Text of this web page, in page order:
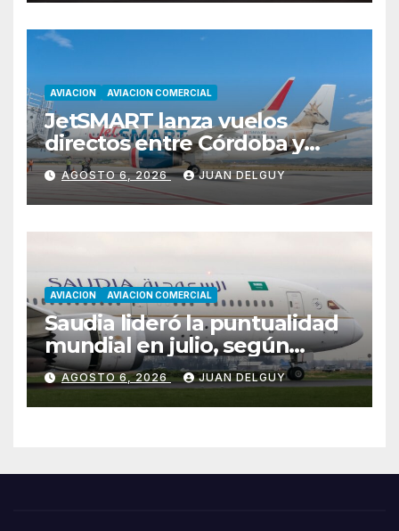
AVIACION AVIACION COMERCIAL
JetSMART lanza vuelos
directos entre Córdoba y
Florianópolis
AGOSTO 6, 2026 JUAN DELGUY
AVIACION AVIACION COMERCIAL
Saudia lideró la puntualidad
mundial en julio, según
Cirium
AGOSTO 6, 2026 JUAN DELGUY